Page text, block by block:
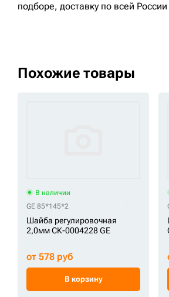
подборе, доставку по всей
Похожие товары
В наличии
GE 85*145*2
Шайба регулировочная
2,0мм СК-0004228 GE
от 578 руб
В корзину